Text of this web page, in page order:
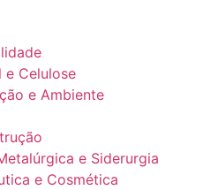
e Celulose
e Ambiente
e Siderurgia
e Cosmética